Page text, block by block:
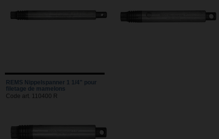
REMS Nippelspanner 1 1/4" pour
filetage de mamelons
Code art. 110400 R